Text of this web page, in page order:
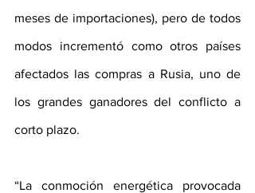
meses de importaciones), pero de todos
modos incrementó como otros países
afectados las compras a Rusia, uno de
los grandes ganadores del conflicto a
corto plazo.
“La conmoción energética provocada